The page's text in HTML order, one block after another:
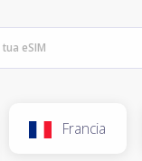
Francia